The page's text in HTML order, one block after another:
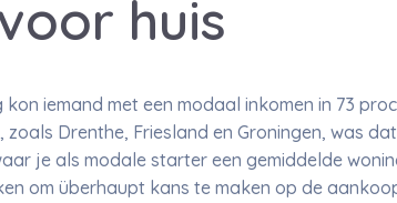
huis
iemand met een modaal inkomen in 73
zoals Drenthe, Friesland en Groningen, was
je als modale starter een gemiddelde
om überhaupt kans te maken op de